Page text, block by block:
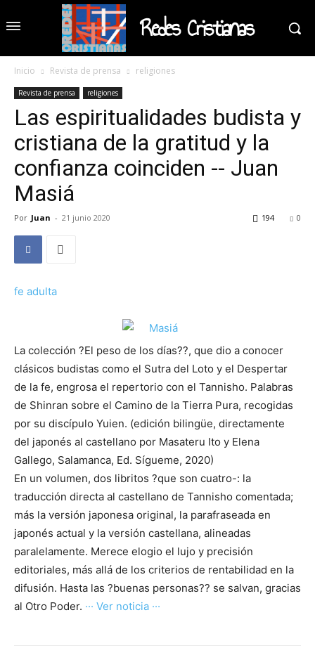
Redes Cristianas
Inicio Revista de prensa religiones
Revista de prensa religiones
Las espiritualidades budista y
cristiana de la gratitud y la
confianza coinciden -- Juan
Masiá
Por Juan - 21 junio 2020 0
194
fe adulta
La colección ?El peso de los días??, que dio a conocer
clásicos budistas como el Sutra del Loto y el Despertar
de la fe, engrosa el repertorio con el Tannisho. Palabras
de Shinran sobre el Camino de la Tierra Pura, recogidas
por su discípulo Yuien. (edición bilingüe, directamente
del japonés al castellano por Masateru Ito y Elena
Gallego, Salamanca, Ed. Sígueme, 2020)
En un volumen, dos libritos ?que son cuatro-: la
traducción directa al castellano de Tannisho comentada;
más la versión japonesa original, la parafraseada en
japonés actual y la versión castellana, alineadas
paralelamente. Merece elogio el lujo y precisión
editoriales, más allá de los criterios de rentabilidad en la
difusión. Hasta las ?buenas personas?? se salvan, gracias
al Otro Poder. ··· Ver noticia ···